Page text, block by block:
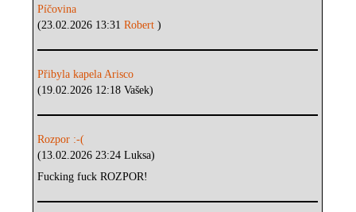
Píčovina
(23.02.2026 13:31Robert)
Přibyla kapela Arisco
(19.02.2026 12:18 Vašek)
Rozpor :-(
(13.02.2026 23:24 Luksa)
Fucking fuck ROZPOR!